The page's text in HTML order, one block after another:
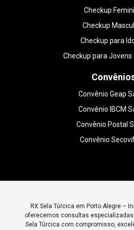
Checkup
Checkup
Checkup para
Checkup para Jovens
Convênio Geap
Convênio IBCM
Convênio Postal
Convênio
RX Sela Túrcica em Porto Alegre –
oferecemos consultas especializadas
Sela Túrcica com compromisso,